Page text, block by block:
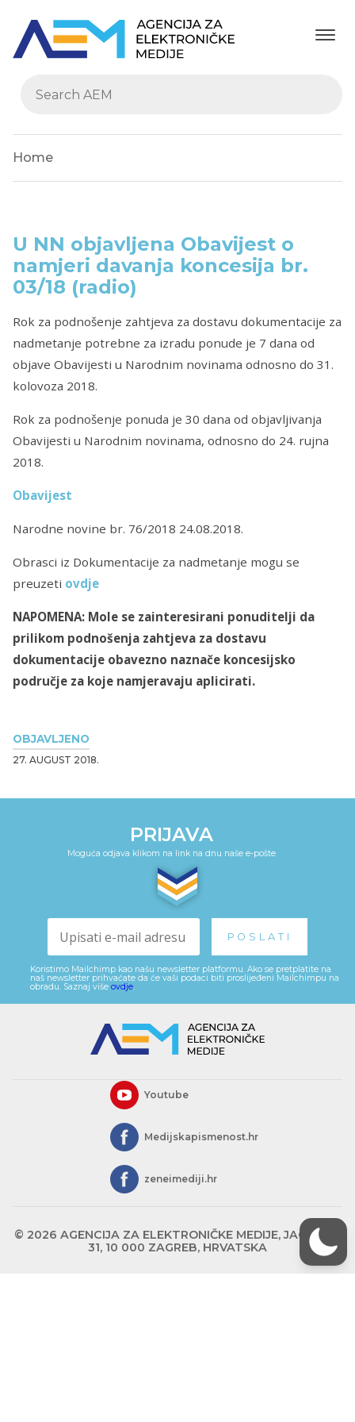
Home
OBJAVLJENO
27. AUGUST 2018.
U NN objavljena Obavijest o
namjeri davanja koncesija br.
03/18 (radio)
Rok za podnošenje zahtjeva za dostavu dokumentacije za
nadmetanje potrebne za izradu ponude je 7 dana od
objave Obavijesti u Narodnim novinama odnosno do 31.
kolovoza 2018.
Rok za podnošenje ponuda je 30 dana od objavljivanja
Obavijesti u Narodnim novinama, odnosno do 24. rujna
2018.
Obavijest
Narodne novine br. 76/2018 24.08.2018.
Obrasci iz Dokumentacije za nadmetanje mogu se
preuzeti ovdje
NAPOMENA: Mole se zainteresirani ponuditelji da
prilikom podnošenja zahtjeva za dostavu
dokumentacije obavezno naznače koncesijsko
područje za koje namjeravaju aplicirati.
PRIJAVA
Moguća odjava klikom na link na dnu naše e-pošte
Koristimo Mailchimp kao našu newsletter platformu. Ako se pretplatite na
naš newsletter prihvaćate da će vaši podaci biti proslijeđeni Mailchimpu na
obradu. Saznaj više ovdje.
Youtube
Medijskapismenost.hr
zeneimediji.hr
© 2026 AGENCIJA ZA ELEKTRONIČKE MEDIJE, JAGIĆEVA
31, 10 000 ZAGREB, HRVATSKA